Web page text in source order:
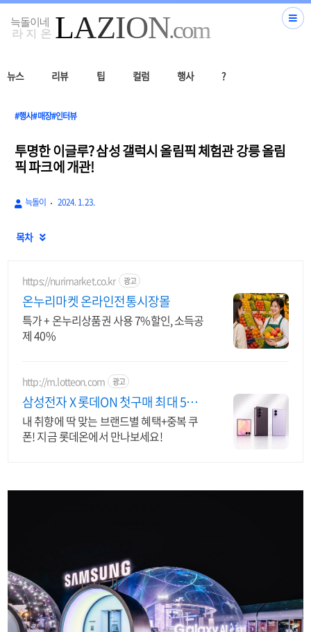
뉴스 리뷰 팁 컬럼 행사 ?
#행사#매장#인터뷰
투명한 이글루? 삼성 갤럭시 올림픽 체험관 강릉 올림
픽 파크에 개관!
늑돌이 2024. 1. 23.
목차 
https://nurimarket.co.kr 광고
온누리마켓 온라인전통시장몰
특가 + 온누리상품권 사용 7%할인, 소득공
제 40%
http://m.lotteon.com 광고
삼성전자 X 롯데ON 첫구매 최대 5천
원 혜택!
내 취향에 딱 맞는 브랜드별 혜택+중복 쿠
폰! 지금 롯데온에서 만나보세요!